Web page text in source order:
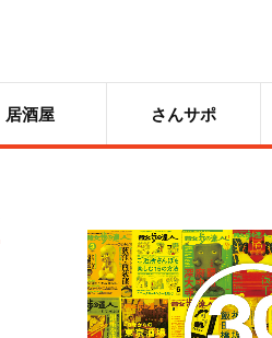
居酒屋 さんサポ